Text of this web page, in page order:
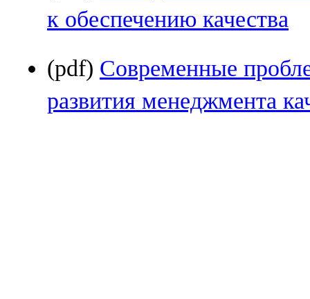
к обеспечению качества
(pdf) Современные
развития менеджмента